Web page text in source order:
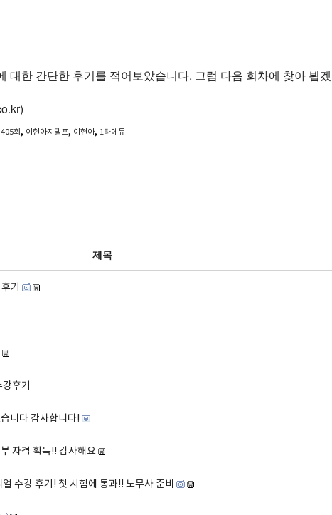
대한 간단한 후기를 적어보았습니다. 그럼 다음 회차에 찾아 뵙
405회, 이현아지텔프, 이현아, 1타에듀
제목
기
후기
니다 감사합니다!
자격 획득!! 감사해요
수강 후기! 첫 시험에 통과!! 노무사 준비